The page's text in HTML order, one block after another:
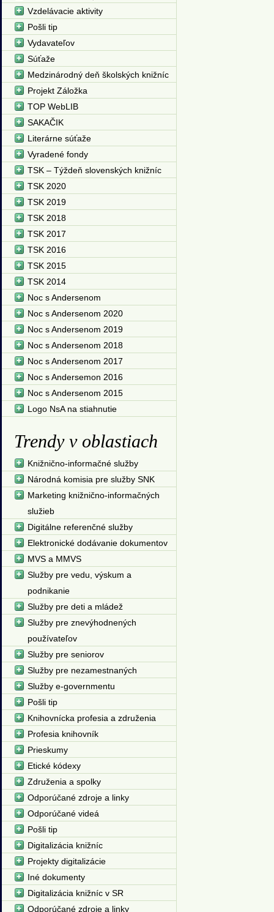
Vzdelávacie aktivity
Pošli tip
Vydavateľov
Súťaže
Medzinárodný deň školských knižníc
Projekt Záložka
TOP WebLIB
SAKAČIK
Literárne súťaže
Vyradené fondy
TSK – Týždeň slovenských knižníc
TSK 2020
TSK 2019
TSK 2018
TSK 2017
TSK 2016
TSK 2015
TSK 2014
Noc s Andersenom
Noc s Andersenom 2020
Noc s Andersenom 2019
Noc s Andersenom 2018
Noc s Andersenom 2017
Noc s Andersemon 2016
Noc s Andersenom 2015
Logo NsA na stiahnutie
Trendy v oblastiach
Knižnično-informačné služby
Národná komisia pre služby SNK
Marketing knižnično-informačných
služieb
Digitálne referenčné služby
Elektronické dodávanie dokumentov
MVS a MMVS
Služby pre vedu, výskum a
podnikanie
Služby pre deti a mládež
Služby pre znevýhodnených
používateľov
Služby pre seniorov
Služby pre nezamestnaných
Služby e-governmentu
Pošli tip
Knihovnícka profesia a združenia
Profesia knihovník
Prieskumy
Etické kódexy
Združenia a spolky
Odporúčané zdroje a linky
Odporúčané videá
Pošli tip
Digitalizácia knižníc
Projekty digitalizácie
Iné dokumenty
Digitalizácia knižníc v SR
Odporúčané zdroje a linky